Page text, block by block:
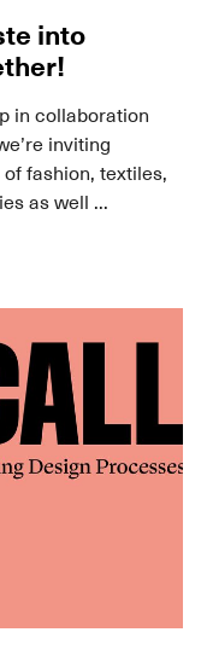
into
in collaboration
inviting
fashion, textiles,
as well ...